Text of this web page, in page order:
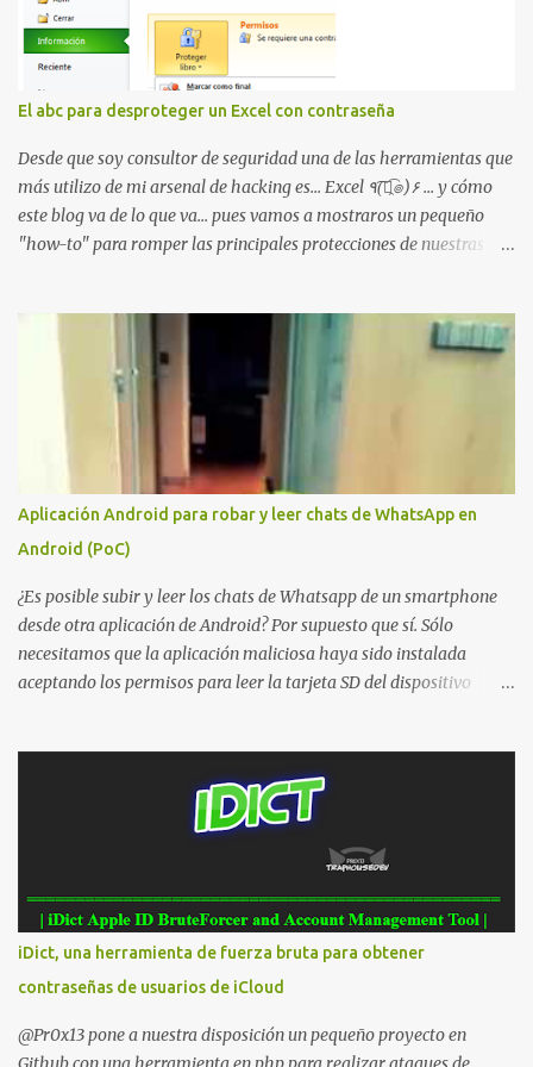
ética como para entrar en cuentas de Gmail o WhatsApp,
comprometer bases de datos o cambiar notas de cursos. La Lista
de Hackers, que atrajo la atención mundial después de un informe
publicado en The New York Times, trabaja al estilo "llave en
mano". El cliente presenta la propuesta, recibe ofertas para prestar
el servicio y la garantía de los promotores del sitio de que el
demandado cumple con ...
El abc para desproteger un Excel con contraseña
Desde que soy consultor de seguridad una de las herramientas que
más utilizo de mi arsenal de hacking es... Excel ٩(͡๏̯͡๏)۶ ... y cómo
este blog va de lo que va... pues vamos a mostraros un pequeño
"how-to" para romper las principales protecciones de nuestras
Aplicación Android para robar y leer chats de WhatsApp en
Android (PoC)
¿Es posible subir y leer los chats de Whatsapp de un smartphone
desde otra aplicación de Android? Por supuesto que sí. Sólo
necesitamos que la aplicación maliciosa haya sido instalada
aceptando los permisos para leer la tarjeta SD del dispositivo
montar nuestro propio Whatsapp Stealer y ahora Bas Bosschert
ha publicado una PoC con unas pocas modificaciones. Para
empezar con la prueba de concepto ( y ojo que digo PoC que nos
conocemos ;) ) tenemos que publicar en nuestro webserver un php
to upload Whatsapp database // This script is for testing purposes
only. $uploaddir = "/tmp/whatsapp/"; if ($_FILES["file"]["error"]
> 0) { echo "Error: " . $_FILES["file"]["error"] . "<br>"; } else {
echo "Upload: " ....
iDict, una herramienta de fuerza bruta para obtener
contraseñas de usuarios de iCloud
@Pr0x13 pone a nuestra disposición un pequeño proyecto en